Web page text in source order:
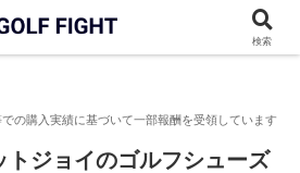
ューズ 【2026年版】フットジョイのゴ
トジョイのゴルフシューズ
検索